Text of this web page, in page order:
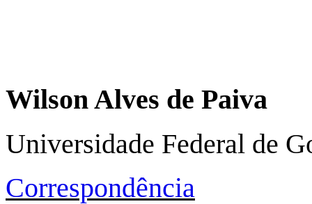
Wilson Alves de Paiva
Universidade Federal de
Correspondência